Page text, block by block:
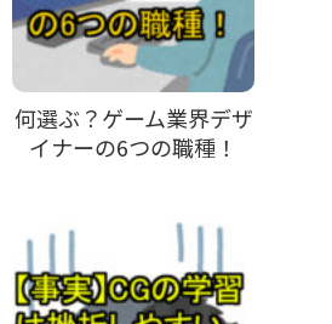
何選ぶ？ゲーム業界デザ
イナーの6つの職種！